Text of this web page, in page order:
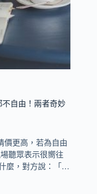
自由！兩者奇妙
價更高，若為自由
聽眾表示很嚮往
麼，對方說：「…